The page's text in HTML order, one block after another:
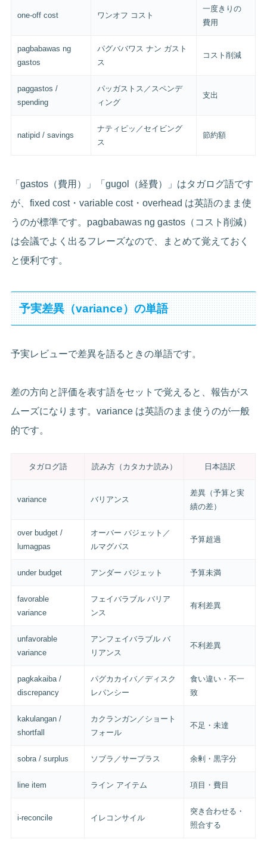
one-off cost ワンオフ コスト
一度きりの
費用
pagbabawas ng
gastos
パグババワス ナン ガスト
ス
コスト削減
paggastos /
spending
パッガストス／スペンデ
ィング
支出
natipid / savings
ナティピッ／セイビング
ス
節約額
「gastos（費用）」「gugol（経費）」はタガログ語です
が、fixed cost・variable cost・overhead は英語のまま使
うのが標準です。pagbabawas ng gastos（コスト削減）
は会議でよく出るフレーズなので、まとめて覚えておく
と便利です。
予実差異（variance）の単語
予実レビューで差異を語るときの単語です。
差の方向と評価を表す語をセットで覚えると、報告がス
ムーズになります。variance は英語のまま使うのが一般
的です。
タガログ語 読み方（カタカナ読み） 日本語訳
variance バリアンス
差異（予算と実
績の差）
over budget /
lumagpas
オーバー バジェット／
ルマグパス
予算超過
under budget アンダー バジェット 予算未満
favorable
variance
フェイバラブル バリア
ンス
有利差異
unfavorable
variance
アンフェイバラブル バ
リアンス
不利差異
pagkakaiba /
discrepancy
パグカカイバ／ディスク
レパンシー
食い違い・不一
致
kakulangan /
shortfall
カクランガン／ショート
フォール
不足・未達
sobra / surplus ソブラ／サープラス 余剰・黒字分
line item ライン アイテム 項目・費目
i-reconcile イレコンサイル
突き合わせる・
照合する